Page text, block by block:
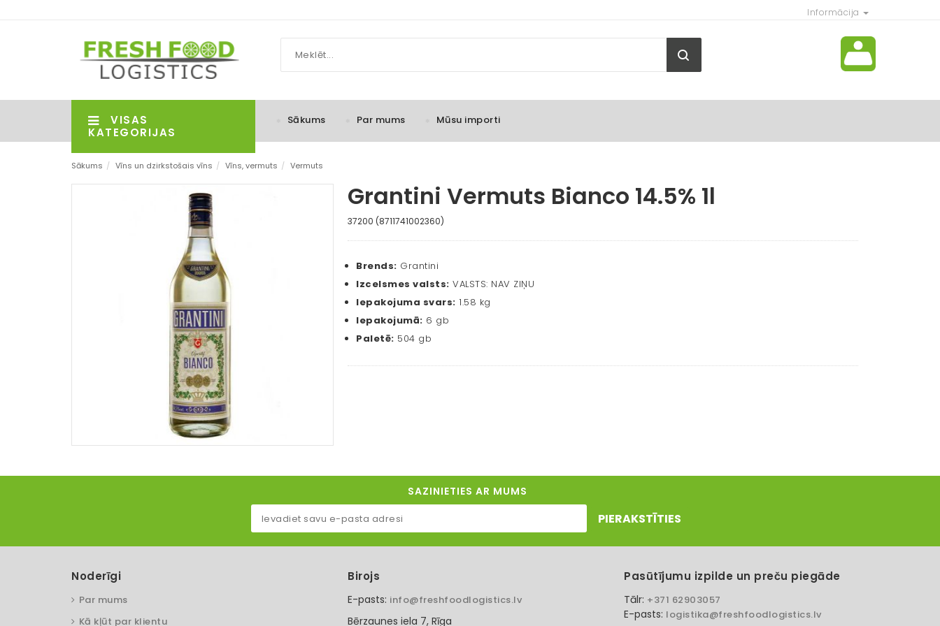
Informācija
VISAS
KATEGORIJAS
Sākums Par mums Mūsu importi
Sākums / Vīns un dzirkstošais vīns / Vīns, vermuts / Vermuts
Grantini Vermuts Bianco 14.5% 1l
37200 (8711741002360)
Brends: Grantini
Izcelsmes valsts: VALSTS: NAV ZIŅU
Iepakojuma svars: 1.58 kg
Iepakojumā: 6 gb
Paletē: 504 gb
SAZINIETIES AR MUMS
PIERAKSTĪTIES
Noderīgi
Par mums
Kā kļūt par klientu
Birojs
E-pasts: info@freshfoodlogistics.lv
Bērzaunes iela 7, Rīga
Pasūtījumu izpilde un preču piegāde
Tālr: +371 62903057
E-pasts: logistika@freshfoodlogistics.lv